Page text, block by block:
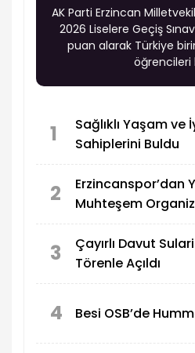
AK Parti Erzincan
2026 Liselere Geçiş
puan alarak Türkiye
öğrencileri
1
Sağlıklı Yaşam ve
Sahiplerini Buldu
2
Erzincanspor’dan
Muhteşem
3
Çayırlı Davut
Törenle Açıldı
4 Besi OSB’de